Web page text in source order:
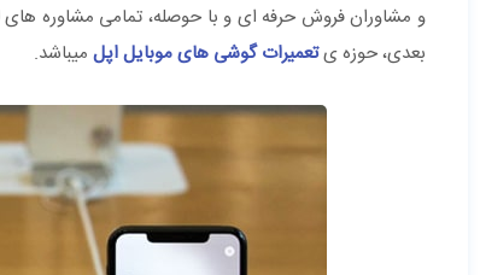
و مشاوران فروش حرفه ای و با حوصله، تمامی مشاوره های
بعدی، حوزه یتعمیرات گوشی های موبایل اپل میباشد.